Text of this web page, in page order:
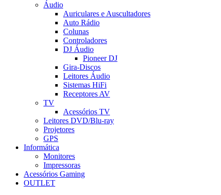
Áudio
Auriculares e Auscultadores
Auto Rádio
Colunas
Controladores
DJ Áudio
Pioneer DJ
Gira-Discos
Leitores Áudio
Sistemas HiFi
Receptores AV
TV
Acessórios TV
Leitores DVD/Blu-ray
Projetores
GPS
Informática
Monitores
Impressoras
Acessórios Gaming
OUTLET